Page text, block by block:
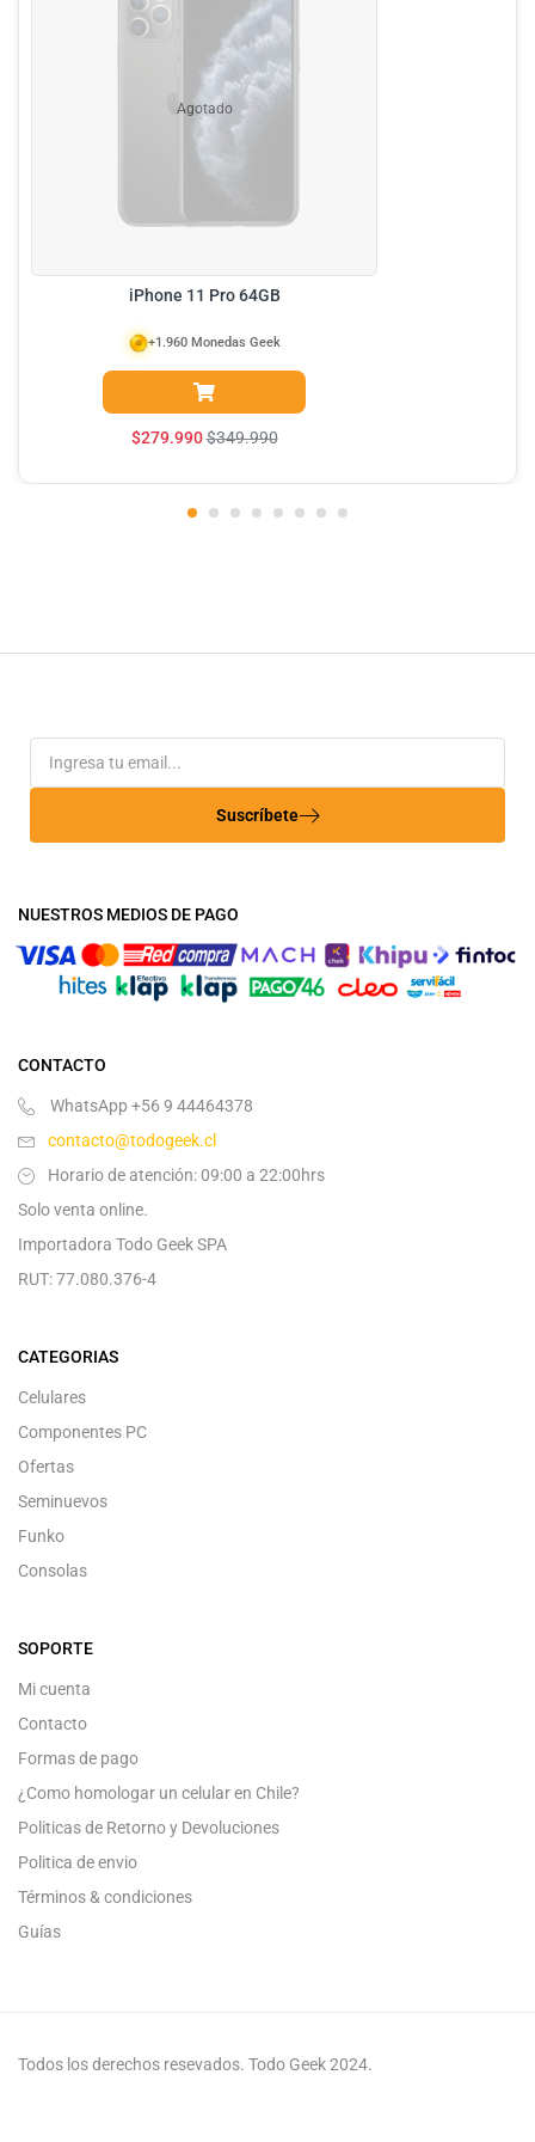
Agotado
iPhone 11 Pro 64GB
$279.990$349.990
+1.960 Monedas Geek
Suscríbete
NUESTROS MEDIOS DE PAGO
CONTACTO
WhatsApp +56 9 44464378
contacto@todogeek.cl
Horario de atención: 09:00 a 22:00hrs
Solo venta online.
Importadora Todo Geek SPA
RUT: 77.080.376-4
CATEGORIAS
Celulares
Componentes PC
Ofertas
Seminuevos
Funko
Consolas
SOPORTE
Mi cuenta
Contacto
Formas de pago
¿Como homologar un celular en Chile?
Politicas de Retorno y Devoluciones
Politica de envio
Términos & condiciones
Guías
Todos los derechos resevados. Todo Geek 2024.